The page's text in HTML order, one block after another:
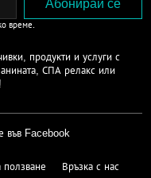
време.
продукти и услуги с
СПА релакс или
във Facebook
ползване Връзка с нас